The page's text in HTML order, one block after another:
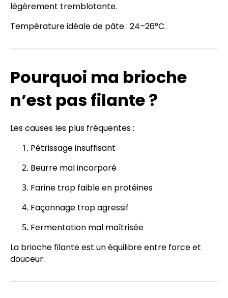
légèrement tremblotante.
Température idéale de pâte : 24–26°C.
Pourquoi ma brioche
n’est pas filante ?
Les causes les plus fréquentes :
Pétrissage insuffisant
Beurre mal incorporé
Farine trop faible en protéines
Façonnage trop agressif
Fermentation mal maîtrisée
La brioche filante est un équilibre entre force et
douceur.